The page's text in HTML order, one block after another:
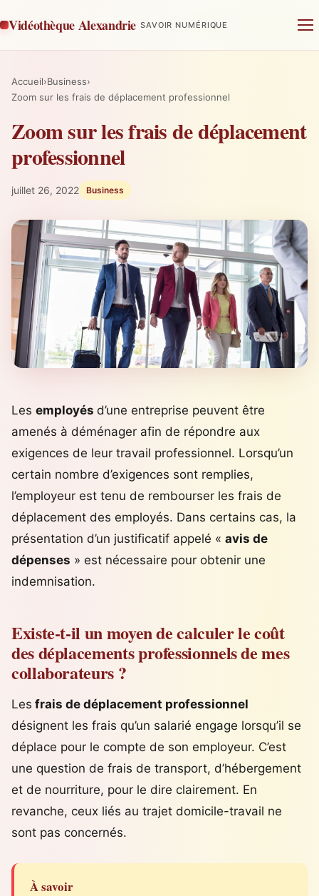
Vidéothèque Alexandrie SAVOIR NUMÉRIQUE
Accueil›Business›
Zoom sur les frais de déplacement professionnel
Zoom sur les frais de déplacement
professionnel
juillet 26, 2022 Business
Les employés d’une entreprise peuvent être
amenés à déménager afin de répondre aux
exigences de leur travail professionnel. Lorsqu’un
certain nombre d’exigences sont remplies,
l’employeur est tenu de rembourser les frais de
déplacement des employés. Dans certains cas, la
présentation d’un justificatif appelé « avis de
dépenses » est nécessaire pour obtenir une
indemnisation.
Existe-t-il un moyen de calculer le coût
des déplacements professionnels de mes
collaborateurs ?
Les frais de déplacement professionnel
désignent les frais qu’un salarié engage lorsqu’il se
déplace pour le compte de son employeur. C’est
une question de frais de transport, d’hébergement
et de nourriture, pour le dire clairement. En
revanche, ceux liés au trajet domicile-travail ne
sont pas concernés.
À savoir